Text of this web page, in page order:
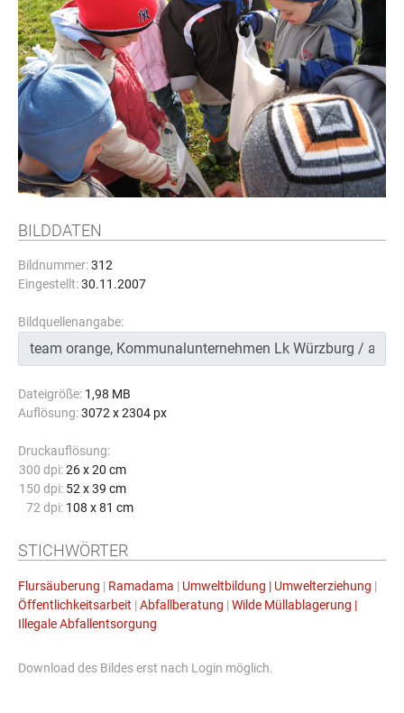
BILDDATEN
Bildnummer:312
Eingestellt:30.11.2007
Bildquellenangabe:
Dateigröße: 1,98 MB
Auflösung:3072 x 2304 px
Druckauflösung:
300 dpi: 26 x 20 cm
150 dpi: 52 x 39 cm
72 dpi: 108 x 81 cm
STICHWÖRTER
Flursäuberung | Ramadama | Umweltbildung | Umwelterziehung |
Öffentlichkeitsarbeit | Abfallberatung | Wilde Müllablagerung |
Illegale Abfallentsorgung
Download des Bildes erst nach Login möglich.